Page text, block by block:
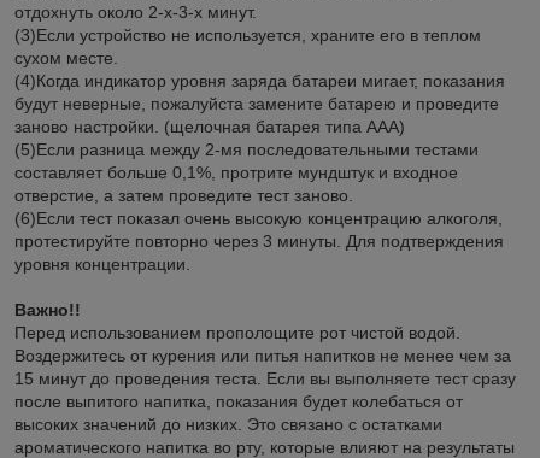
отдохнуть около 2-х-3-х минут.
(3)Если устройство не используется, храните его в теплом
сухом месте.
(4)Когда индикатор уровня заряда батареи мигает, показания
будут неверные, пожалуйста замените батарею и проведите
заново настройки. (щелочная батарея типа ААА)
(5)Если разница между 2-мя последовательными тестами
составляет больше 0,1%, протрите мундштук и входное
отверстие, а затем проведите тест заново.
(6)Если тест показал очень высокую концентрацию алкоголя,
протестируйте повторно через 3 минуты. Для подтверждения
уровня концентрации.
Важно!!
Перед использованием прополощите рот чистой водой.
Воздержитесь от курения или питья напитков не менее чем за
15 минут до проведения теста. Если вы выполняете тест сразу
после выпитого напитка, показания будет колебаться от
высоких значений до низких. Это связано с остатками
ароматического напитка во рту, которые влияют на результаты